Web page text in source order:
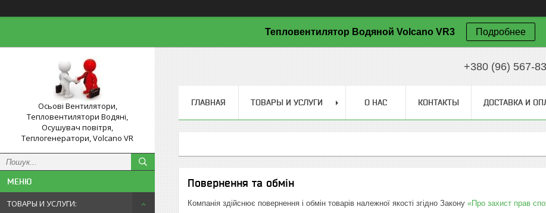
Тепловентилятор Водяной Volcano VR3 Подробнее
Осьові Вентилятори,
Тепловентилятори Водяні,
Осушувач повітря,
Теплогенератори, Volcano VR
ТОВАРЫ И УСЛУГИ:
+380 (96) 567-
ГЛАВНАЯ ТОВАРЫ И УСЛУГИ О НАС КОНТАКТЫ ДОСТАВКА И
Повернення та обмін
Компанія здійснює повернення і обмін товарів належної якості згідно Закону «Про захист прав